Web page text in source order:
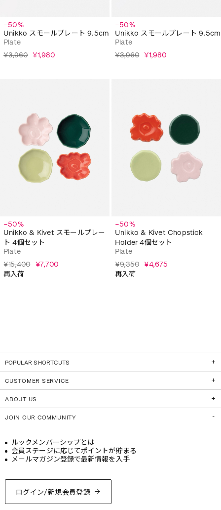
−50%
Unikko スモールプレート 9.5cm
Plate
¥3,960 ¥1,980
−50%
Unikko スモールプレート 9.5cm
Plate
¥3,960 ¥1,980
−50%
Unikko & Kivet スモールプレー
ト 4個セット
Plate
¥15,400 ¥7,700
再入荷
−50%
Unikko & Kivet Chopstick
Holder 4個セット
Plate
¥9,350 ¥4,675
再入荷
POPULAR SHORTCUTS
CUSTOMER SERVICE
ABOUT US
JOIN OUR COMMUNITY
ログイン/新規会員登録
ルックメンバーシップとは
会員ステージに応じてポイントが貯まる
メールマガジン登録で最新情報を入手